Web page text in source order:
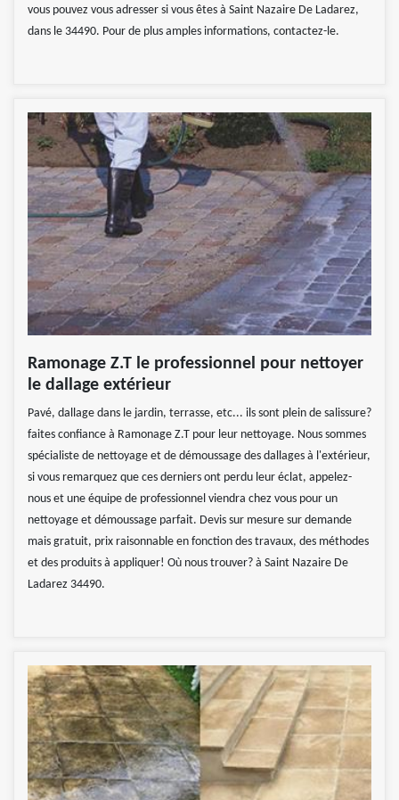
vous pouvez vous adresser si vous êtes à Saint Nazaire De Ladarez,
dans le 34490. Pour de plus amples informations, contactez-le.
Ramonage Z.T le professionnel pour nettoyer
le dallage extérieur
Pavé, dallage dans le jardin, terrasse, etc... ils sont plein de salissure?
faites confiance à Ramonage Z.T pour leur nettoyage. Nous sommes
spécialiste de nettoyage et de démoussage des dallages à l'extérieur,
si vous remarquez que ces derniers ont perdu leur éclat, appelez-
nous et une équipe de professionnel viendra chez vous pour un
nettoyage et démoussage parfait. Devis sur mesure sur demande
mais gratuit, prix raisonnable en fonction des travaux, des méthodes
et des produits à appliquer! Où nous trouver? à Saint Nazaire De
Ladarez 34490.